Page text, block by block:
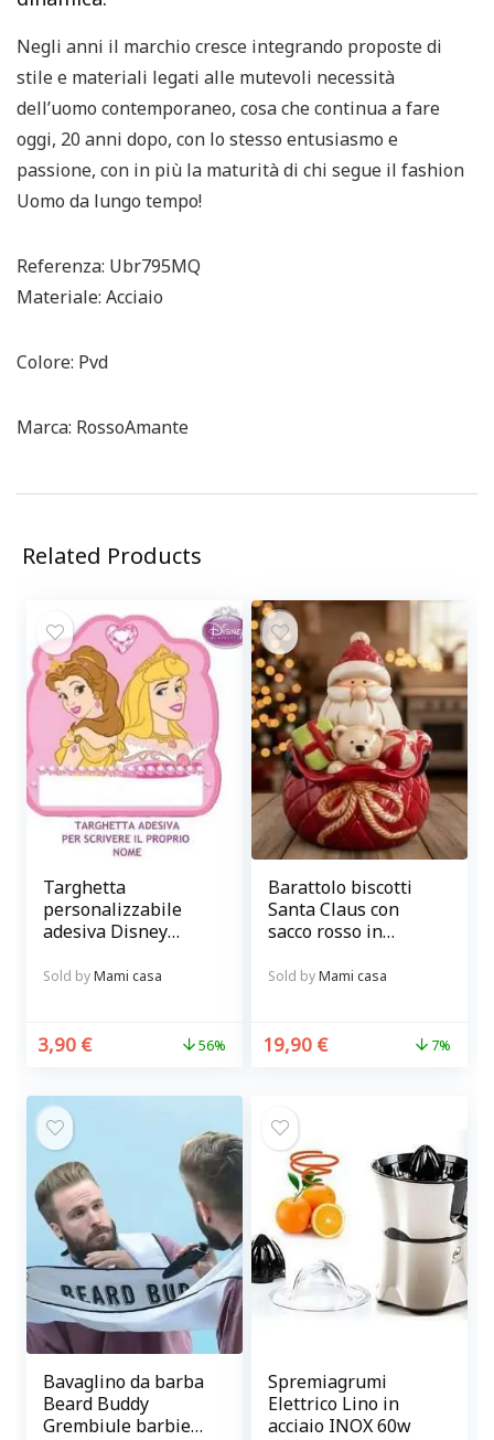
Negli anni il marchio cresce integrando proposte di
stile e materiali legati alle mutevoli necessità
dell’uomo contemporaneo, cosa che continua a fare
oggi, 20 anni dopo, con lo stesso entusiasmo e
passione, con in più la maturità di chi segue il fashion
Uomo da lungo tempo!
Referenza: Ubr795MQ
Materiale: Acciaio
Colore: Pvd
Marca: RossoAmante
Related Products
Targhetta
personalizzabile
adesiva Disney
Sold byMami casa
3,90 € 56%
Barattolo biscotti
Santa Claus con
sacco rosso in
Sold byMami casa
19,90 € 7%
Bavaglino da barba
Beard Buddy
Grembiule barbiere
Spremiagrumi
Elettrico Lino in
acciaio INOX 60w